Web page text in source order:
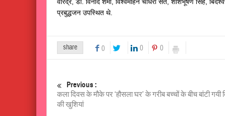
प्रबुद्धजन उपस्थित थे.
share 0 0 0
Previous :
कला दिवस के मौके पर ‘हौसला घर’ के गरीब बच्चों के बीच बांटी गयी
की खुशियां